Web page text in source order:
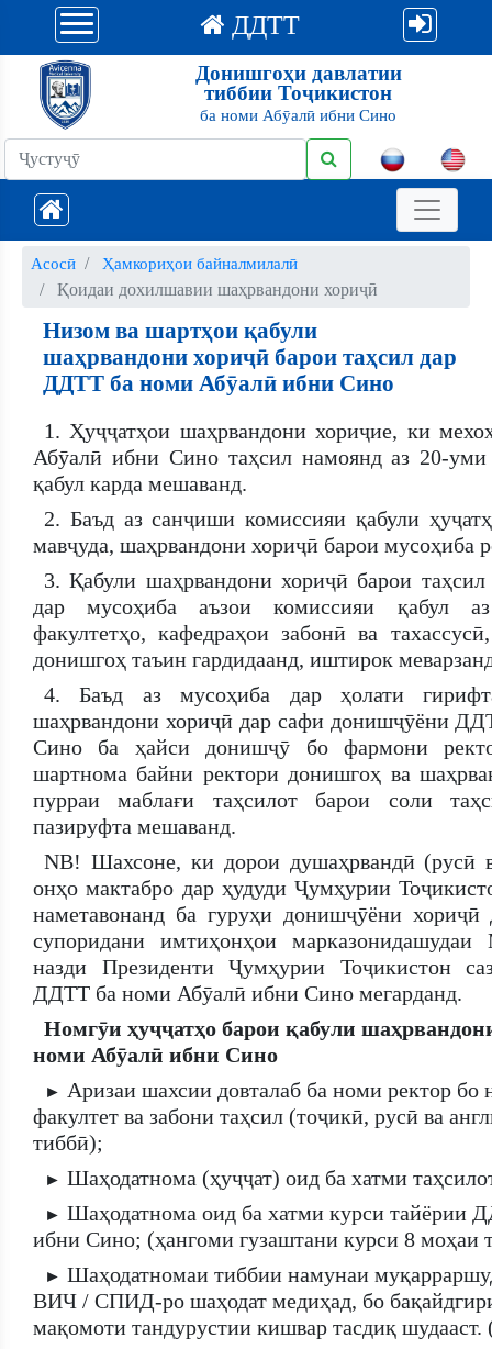
ДДТТ
Донишгоҳи давлатии
тиббии Тоҷикистон
ба номи Абӯалӣ ибни Сино
Асосӣ Ҳамкориҳои байналмилалӣ
Қоидаи дохилшавии шаҳрвандони хориҷӣ
Низом ва шартҳои қабули
шаҳрвандони хориҷӣ барои таҳсил дар
ДДТТ ба номи Абӯалӣ ибни Сино
1. Ҳуҷҷатҳои шаҳрвандони хориҷие, ки
Абӯалӣ ибни Сино таҳсил намоянд аз 20-
қабул карда мешаванд.
2. Баъд аз санҷиши комиссияи қабули
мавҷуда, шаҳрвандони хориҷӣ барои мусоҳиба
3. Қабули шаҳрвандони хориҷӣ барои
дар мусоҳиба аъзои комиссияи қабул
факултетҳо, кафедраҳои забонӣ ва
донишгоҳ таъин гардидаанд, иштирок
4. Баъд аз мусоҳиба дар ҳолати
шаҳрвандони хориҷӣ дар сафи донишҷӯёни
Сино ба ҳайси донишҷӯ бо фармони
шартнома байни ректори донишгоҳ ва
пурраи маблағи таҳсилот барои соли
пазируфта мешаванд.
NB! Шахсоне, ки дорои душаҳрвандӣ (русӣ
онҳо мактабро дар ҳудуди Ҷумҳурии
наметавонанд ба гуруҳи донишҷӯёни
супоридани имтиҳонҳои
назди Президенти Ҷумҳурии Тоҷикистон
ДДТТ ба номи Абӯалӣ ибни Сино мегарданд.
Номгӯи ҳуҷҷатҳо барои қабули
номи Абӯалӣ ибни Сино
► Аризаи шахсии довталаб ба номи ректор
факултет ва забони таҳсил (тоҷикӣ, русӣ ва
тиббӣ);
► Шаҳодатнома (ҳуҷҷат) оид ба хатми
► Шаҳодатнома оид ба хатми курси тайёрии
ибни Сино; (ҳангоми гузаштани курси 8 моҳаи
► Шаҳодатномаи тиббии намунаи
ВИЧ / СПИД-ро шаҳодат медиҳад, бо
мақомоти тандурустии кишвар тасдиқ шудааст.